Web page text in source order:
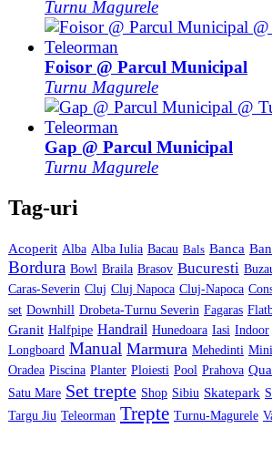
Turnu Magurele
Foisor @ Parcul Municipal
Turnu Magurele
Gap @ Parcul Municipal
Turnu Magurele
Tag-uri
Acoperit Alba Alba Iulia Bacau Bals Banca
Bordura Bowl Braila Brasov Bucuresti
Caras-Severin Cluj Cluj Napoca Cluj-Napoca
set Downhill Drobeta-Turnu Severin Fagaras
Granit Halfpipe Handrail Hunedoara Iasi Indoor
Longboard Manual Marmura Mehedinti
Oradea Piscina Planter Ploiesti Pool Prahova
Satu Mare Set trepte Shop Sibiu Skatepark
Targu Jiu Teleorman Trepte Turnu-Magurele